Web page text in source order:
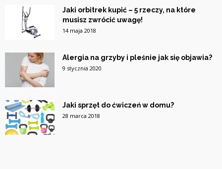
Jaki orbitrek kupić – 5 rzeczy, na które
musisz zwrócić uwagę!
14 maja 2018
Alergia na grzyby i pleśnie jak się objawia?
9 stycznia 2020
Jaki sprzęt do ćwiczeń w domu?
28 marca 2018